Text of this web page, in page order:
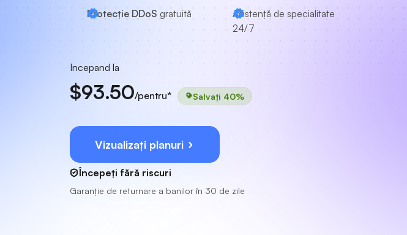
Protecție DDoS gratuită
Asistență de specialitate
24/7
Incepand la
$93.50/pentru* Salvați 40%
Vizualizați planuri
Începeți fără riscuri
Garanție de returnare a banilor în 30 de zile